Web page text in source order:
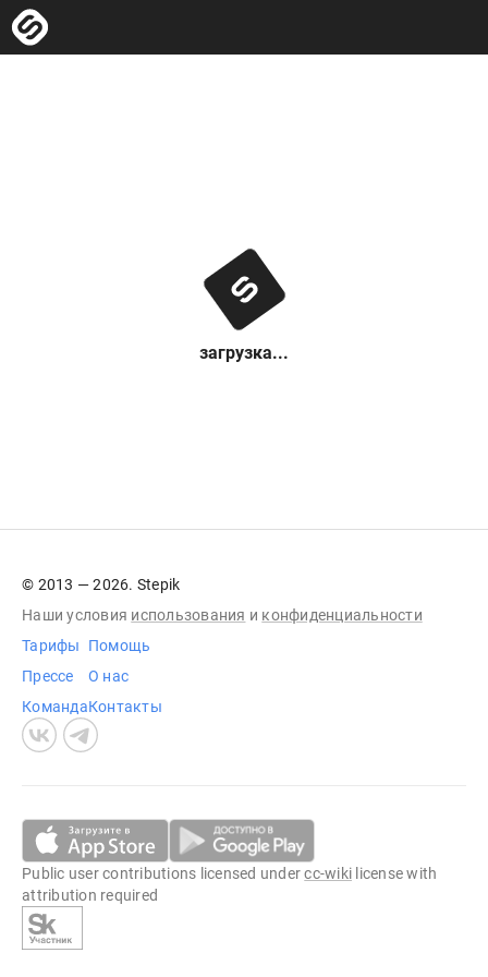
загрузка...
© 2013 — 2026. Stepik
Наши условия использования и конфиденциальности
Тарифы
Прессе
Команда
Помощь
О нас
Контакты
Public user contributions licensed undercc-wiki license with
attribution required